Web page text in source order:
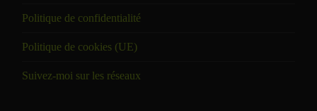
Politique de confidentialité
Politique de cookies (UE)
Suivez-moi sur les réseaux